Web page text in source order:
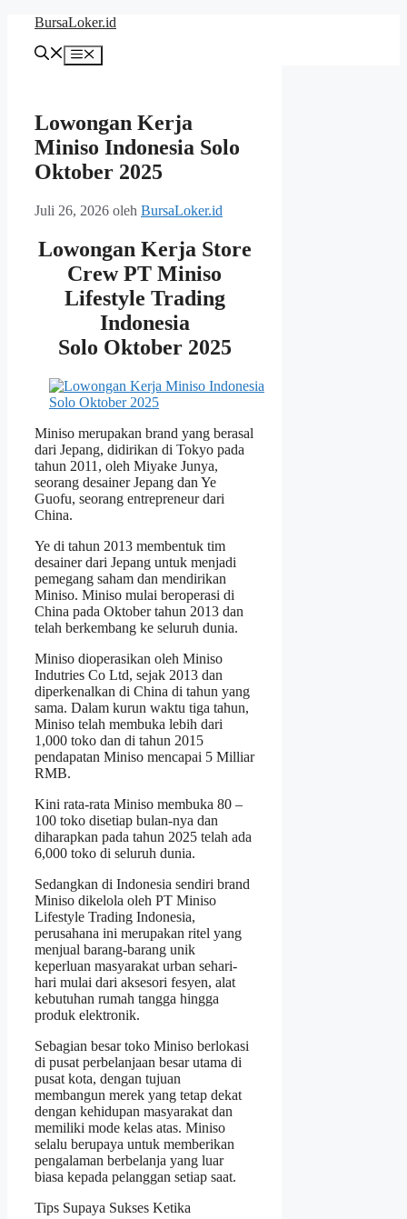
Langsung
BursaLoker.id
Menu
Lowongan Kerja
Miniso Indonesia Solo
Oktober 2025
Juli 26, 2026 oleh BursaLoker.id
Lowongan Kerja Store
Crew PT Miniso
Lifestyle Trading
Indonesia
Solo Oktober 2025
Miniso merupakan brand yang berasal
dari Jepang, didirikan di Tokyo pada
tahun 2011, oleh Miyake Junya,
seorang desainer Jepang dan Ye
Guofu, seorang entrepreneur dari
China.
Ye di tahun 2013 membentuk tim
desainer dari Jepang untuk menjadi
pemegang saham dan mendirikan
Miniso. Miniso mulai beroperasi di
China pada Oktober tahun 2013 dan
telah berkembang ke seluruh dunia.
Miniso dioperasikan oleh Miniso
Indutries Co Ltd, sejak 2013 dan
diperkenalkan di China di tahun yang
sama. Dalam kurun waktu tiga tahun,
Miniso telah membuka lebih dari
1,000 toko dan di tahun 2015
pendapatan Miniso mencapai 5 Milliar
RMB.
Kini rata-rata Miniso membuka 80 –
100 toko disetiap bulan-nya dan
diharapkan pada tahun 2025 telah ada
6,000 toko di seluruh dunia.
Sedangkan di Indonesia sendiri brand
Miniso dikelola oleh PT Miniso
Lifestyle Trading Indonesia,
perusahana ini merupakan ritel yang
menjual barang-barang unik
keperluan masyarakat urban sehari-
hari mulai dari aksesori fesyen, alat
kebutuhan rumah tangga hingga
produk elektronik.
Sebagian besar toko Miniso berlokasi
di pusat perbelanjaan besar utama di
pusat kota, dengan tujuan
membangun merek yang tetap dekat
dengan kehidupan masyarakat dan
memiliki mode kelas atas. Miniso
selalu berupaya untuk memberikan
pengalaman berbelanja yang luar
biasa kepada pelanggan setiap saat.
Tips Supaya Sukses Ketika